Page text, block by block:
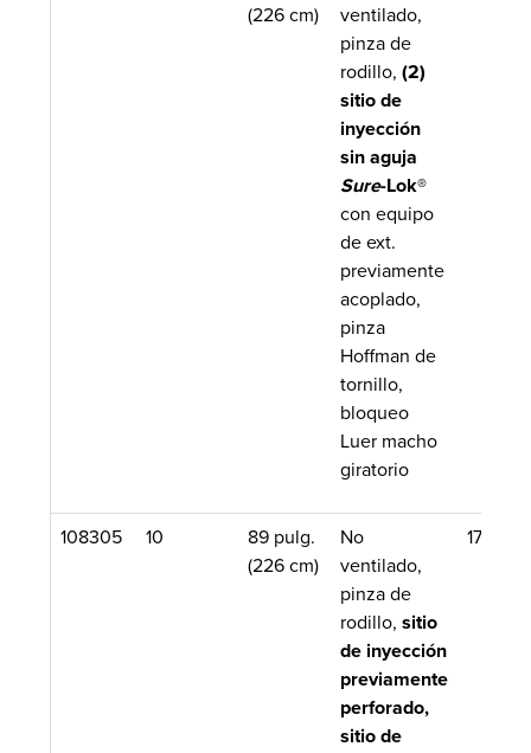
(226 cm)
ventilado,
pinza de
rodillo, (2)
sitio de
inyección
sin aguja
Sure-Lok®
con equipo
de ext.
previamente
acoplado,
pinza
Hoffman de
tornillo,
bloqueo
Luer macho
giratorio
108305 10
89 pulg.
(226 cm)
No
ventilado,
pinza de
rodillo, sitio
de inyección
previamente
perforado,
sitio de
17.5 mL